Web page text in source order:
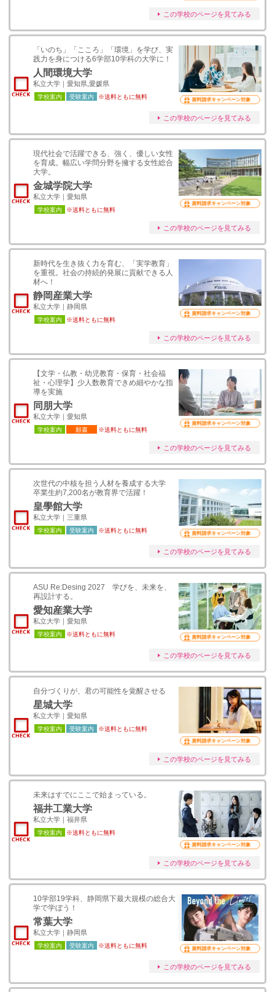
この学校のページを見てみる
「いのち」「こころ」「環境」を学び、実
践力を身につける6学部10学科の大学に！
人間環境大学
私立大学｜愛知県,愛媛県
学校案内 受験案内 ※送料ともに無料 資料請求キャンペーン対象
この学校のページを見てみる
現代社会で活躍できる、強く、優しい女性
を育成。幅広い学問分野を擁する女性総合
大学。
金城学院大学
私立大学｜愛知県
学校案内 ※送料ともに無料
資料請求キャンペーン対象
この学校のページを見てみる
新時代を生き抜く力を育む、「実学教育」
を重視。社会の持続的発展に貢献できる人
材へ！
静岡産業大学
私立大学｜静岡県
学校案内 ※送料ともに無料
資料請求キャンペーン対象
この学校のページを見てみる
【文学・仏教・幼児教育・保育・社会福
祉・心理学】少人数教育できめ細やかな指
導を実施
同朋大学
私立大学｜愛知県
学校案内 願書 ※送料ともに無料
資料請求キャンペーン対象
この学校のページを見てみる
次世代の中核を担う人材を養成する大学
卒業生約7,200名が教育界で活躍！
皇學館大学
私立大学｜三重県
学校案内 受験案内 ※送料ともに無料 資料請求キャンペーン対象
この学校のページを見てみる
ASU Re:Desing 2027 学びを、未来を、
再設計する。
愛知産業大学
私立大学｜愛知県
学校案内 ※送料ともに無料 資料請求キャンペーン対象
この学校のページを見てみる
自分づくりが、君の可能性を覚醒させる
星城大学
私立大学｜愛知県
学校案内 受験案内 ※送料ともに無料
資料請求キャンペーン対象
この学校のページを見てみる
未来はすでにここで始まっている。
福井工業大学
私立大学｜福井県
学校案内 ※送料ともに無料
資料請求キャンペーン対象
この学校のページを見てみる
10学部19学科、静岡県下最大規模の総合大
学で学ぼう！
常葉大学
私立大学｜静岡県
学校案内 受験案内 ※送料ともに無料 資料請求キャンペーン対象
この学校のページを見てみる